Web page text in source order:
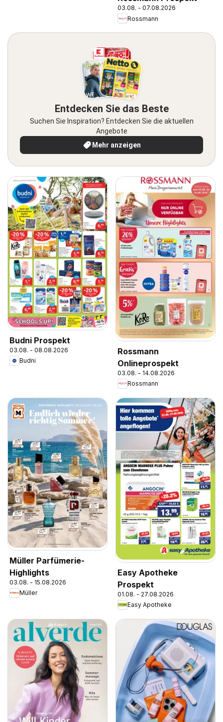
03.08. - 07.08.2026
Rossmann
Entdecken Sie das Beste
Suchen Sie Inspiration? Entdecken Sie die aktuellen
Angebote
Mehr anzeigen
Budni Prospekt
03.08. - 08.08.2026
Budni
Rossmann
Onlineprospekt
03.08. - 14.08.2026
Rossmann
Müller Parfümerie-
Highlights
03.08. - 15.08.2026
Müller
Easy Apotheke
Prospekt
01.08. - 27.08.2026
Easy Apotheke